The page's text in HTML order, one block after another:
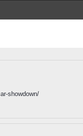
showdown/